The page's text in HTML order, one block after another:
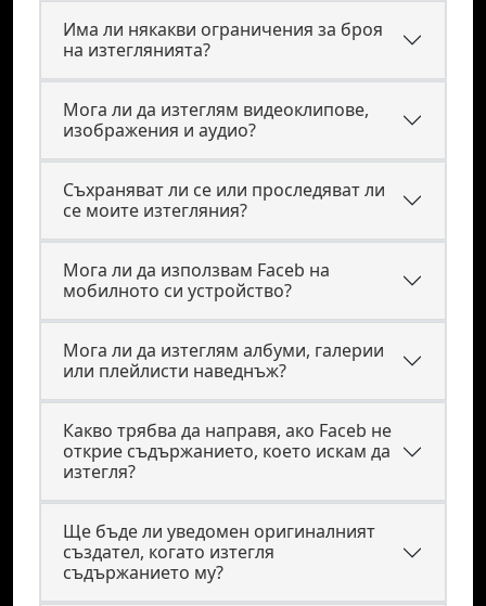
Има ли някакви ограничения за броя
на изтеглянията?
Мога ли да изтеглям видеоклипове,
изображения и аудио?
Съхраняват ли се или проследяват ли
се моите изтегляния?
Мога ли да използвам Faceb на
мобилното си устройство?
Мога ли да изтеглям албуми, галерии
или плейлисти наведнъж?
Какво трябва да направя, ако Faceb не
открие съдържанието, което искам да
изтегля?
Ще бъде ли уведомен оригиналният
създател, когато изтегля
съдържанието му?